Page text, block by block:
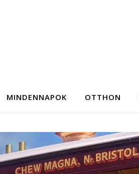
MINDENNAPOK OTTHON